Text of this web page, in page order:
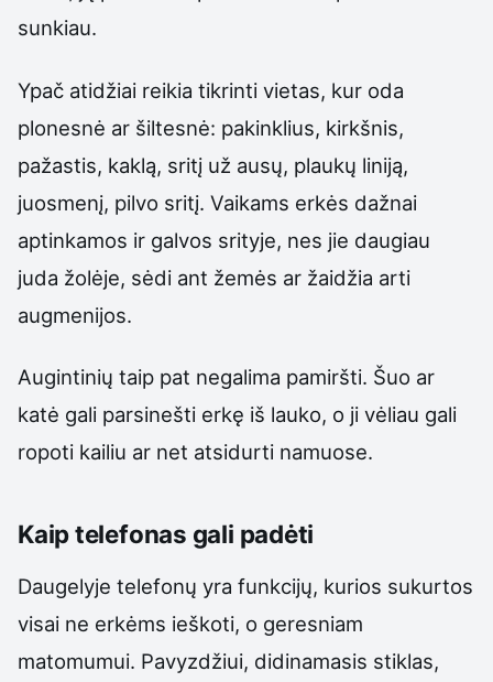
sunkiau.
Ypač atidžiai reikia tikrinti vietas, kur oda
plonesnė ar šiltesnė: pakinklius, kirkšnis,
pažastis, kaklą, sritį už ausų, plaukų liniją,
juosmenį, pilvo sritį. Vaikams erkės dažnai
aptinkamos ir galvos srityje, nes jie daugiau
juda žolėje, sėdi ant žemės ar žaidžia arti
augmenijos.
Augintinių taip pat negalima pamiršti. Šuo ar
katė gali parsinešti erkę iš lauko, o ji vėliau gali
ropoti kailiu ar net atsidurti namuose.
Kaip telefonas gali padėti
Daugelyje telefonų yra funkcijų, kurios sukurtos
visai ne erkėms ieškoti, o geresniam
matomumui. Pavyzdžiui, didinamasis stiklas,